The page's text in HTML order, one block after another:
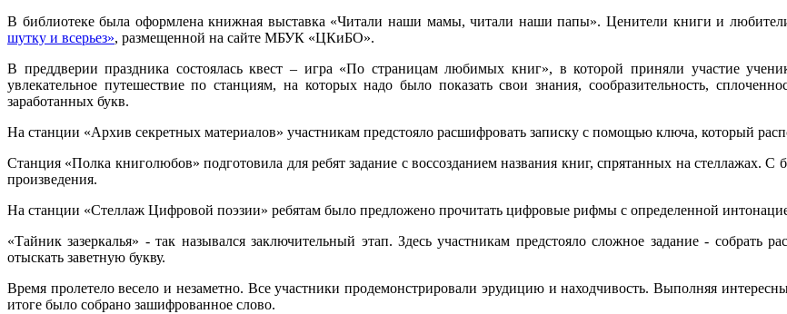
В библиотеке была оформлена книжная выставка «Читали наши мамы, читали наши папы». Ценители книги и
шутку и всерьез», размещенной на сайте МБУК «ЦКиБО».
В преддверии праздника состоялась квест – игра «По страницам любимых книг», в которой приняли участие
увлекательное путешествие по станциям, на которых надо было показать свои знания, сообразительность,
заработанных букв.
На станции «Архив секретных материалов» участникам предстояло расшифровать записку с помощью ключа, который
Станция «Полка книголюбов» подготовила для ребят задание с воссозданием названия книг, спрятанных на стеллажах.
произведения.
На станции «Стеллаж Цифровой поэзии» ребятам было предложено прочитать цифровые рифмы с определенной
«Тайник зазеркалья» - так назывался заключительный этап. Здесь участникам предстояло сложное задание - собрать
отыскать заветную букву.
Время пролетело весело и незаметно. Все участники продемонстрировали эрудицию и находчивость. Выполняя
итоге было собрано зашифрованное слово.